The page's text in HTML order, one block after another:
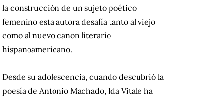
la construcción de un sujeto poético
femenino esta autora desafía tanto al viejo
como al nuevo canon literario
hispanoamericano.
Desde su adolescencia, cuando descubrió la
poesía de Antonio Machado, Ida Vitale ha